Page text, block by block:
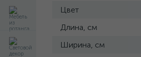
Цвет
Длина, см
Ширина, см